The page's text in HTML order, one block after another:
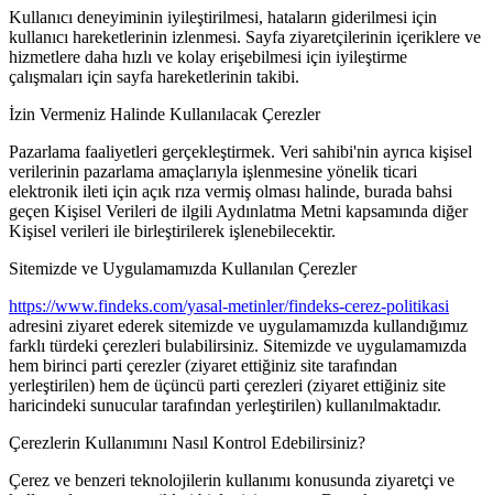
Kullanıcı deneyiminin iyileştirilmesi, hataların giderilmesi için
kullanıcı hareketlerinin izlenmesi. Sayfa ziyaretçilerinin içeriklere ve
hizmetlere daha hızlı ve kolay erişebilmesi için iyileştirme
çalışmaları için sayfa hareketlerinin takibi.
İzin Vermeniz Halinde Kullanılacak Çerezler
Pazarlama faaliyetleri gerçekleştirmek. Veri sahibi'nin ayrıca kişisel
verilerinin pazarlama amaçlarıyla işlenmesine yönelik ticari
elektronik ileti için açık rıza vermiş olması halinde, burada bahsi
geçen Kişisel Verileri de ilgili Aydınlatma Metni kapsamında diğer
Kişisel verileri ile birleştirilerek işlenebilecektir.
Sitemizde ve Uygulamamızda Kullanılan Çerezler
https://www.findeks.com/yasal-metinler/findeks-cerez-politikasi
adresini ziyaret ederek sitemizde ve uygulamamızda kullandığımız
farklı türdeki çerezleri bulabilirsiniz. Sitemizde ve uygulamamızda
hem birinci parti çerezler (ziyaret ettiğiniz site tarafından
yerleştirilen) hem de üçüncü parti çerezleri (ziyaret ettiğiniz site
haricindeki sunucular tarafından yerleştirilen) kullanılmaktadır.
Çerezlerin Kullanımını Nasıl Kontrol Edebilirsiniz?
Çerez ve benzeri teknolojilerin kullanımı konusunda ziyaretçi ve